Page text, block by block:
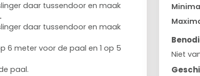
daar tussendoor en maak
daar tussendoor en maak
6 meter voor de paal en 1 op 5
paal.
Niet